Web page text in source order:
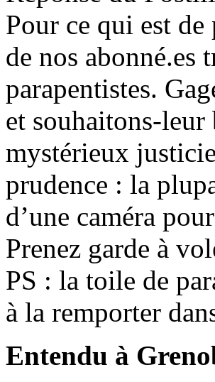
Pour ce qui est de
de nos
parapentistes.
et souhaitons-leur
mystérieux
prudence : la
d’une caméra
Prenez garde à
PS : la toile de
à la remporter
Entendu à